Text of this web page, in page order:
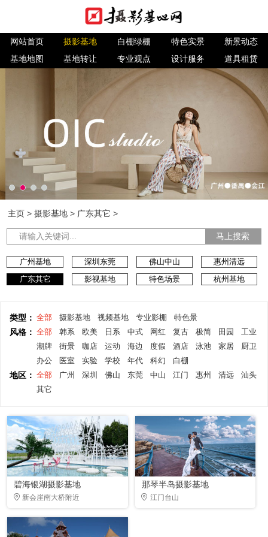
网站首页 摄影基地 白棚绿棚 特色实景
新景动态
基地地图
基地转让 专业观点 设计服务 道具租赁
主页 >摄影基地 > 广东其它 >
马上搜索
广州基地 深圳东莞 佛山中山
惠州清远
广东其它
影视基地 特色场景 杭州基地
类型： 全部 摄影基地 视频基地 专业影棚 特色景
风格： 全部 韩系 欧美 日系 中式 网红 复古 极简 田园
工业
潮牌
街景 咖店 运动 海边 度假 酒店 泳池 家居
厨卫
办公
医室 实验 学校 年代 科幻 白棚
地区： 全部 广州 深圳 佛山 东莞 中山 江门 惠州 清远
汕头
其它
碧海银湖摄影基地
新会崖南大桥附近
那琴半岛摄影基地
江门台山